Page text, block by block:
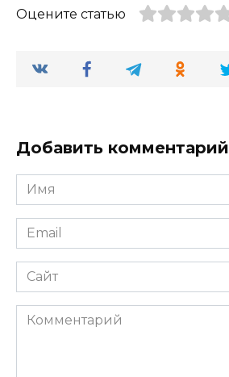
Оцените статью
Добавить комментарий
Имя
*
Email
*
Сайт
Комментарий